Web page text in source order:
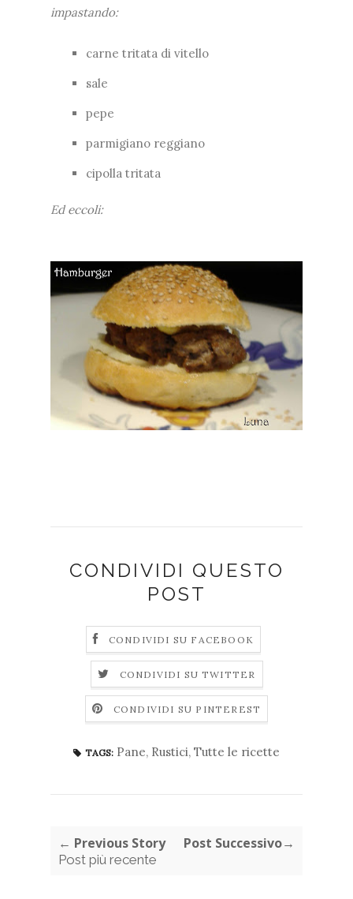
impastando:
carne tritata di vitello
sale
pepe
parmigiano reggiano
cipolla tritata
Ed eccoli:
CONDIVIDI QUESTO
POST
CONDIVIDI SU FACEBOOK
CONDIVIDI SU TWITTER
CONDIVIDI SU PINTEREST
TAGS: Pane, Rustici, Tutte le ricette
← Previous Story
Post più recente
Post Successivo→